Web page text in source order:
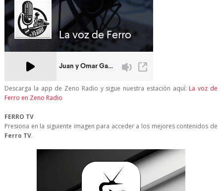
Descarga la app de Zeno Radio y sigue nuestra estación aquí: La voz de
Ferro en Zeno Radio
FERRO TV
Presiona en la siguiente imagen para acceder a los mejores contenidos de
Ferro TV.